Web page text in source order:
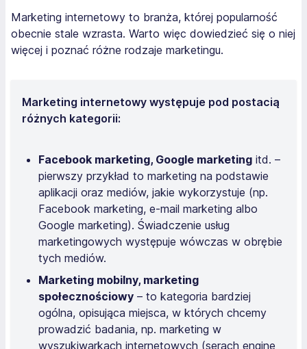
Marketing internetowy to branża, której popularność
obecnie stale wzrasta. Warto więc dowiedzieć się o niej
więcej i poznać różne rodzaje marketingu.
Marketing internetowy występuje pod postacią
różnych kategorii:
Facebook marketing, Google marketing itd. –
pierwszy przykład to marketing na podstawie
aplikacji oraz mediów, jakie wykorzystuje (np.
Facebook marketing, e-mail marketing albo
Google marketing). Świadczenie usług
marketingowych występuje wówczas w obrębie
tych mediów.
Marketing mobilny, marketing
społecznościowy – to kategoria bardziej
ogólna, opisująca miejsca, w których chcemy
prowadzić badania, np. marketing w
wyszukiwarkach internetowych (serach engine